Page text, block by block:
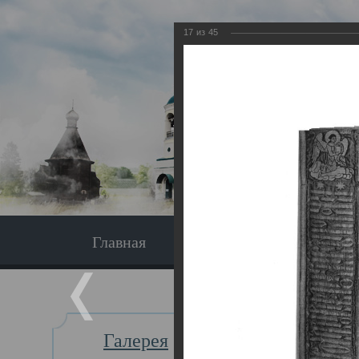
Главная
Галерея
Главная
17 из 45